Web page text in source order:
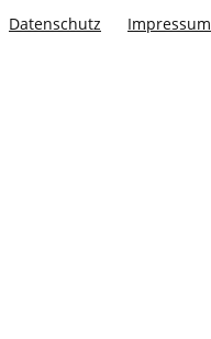
Datenschutz Impressum